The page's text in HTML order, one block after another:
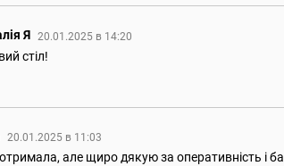
Я 20.01.2025 в 14:20
стіл!
20.01.2025 в 11:03
але щиро дякую за оперативність і